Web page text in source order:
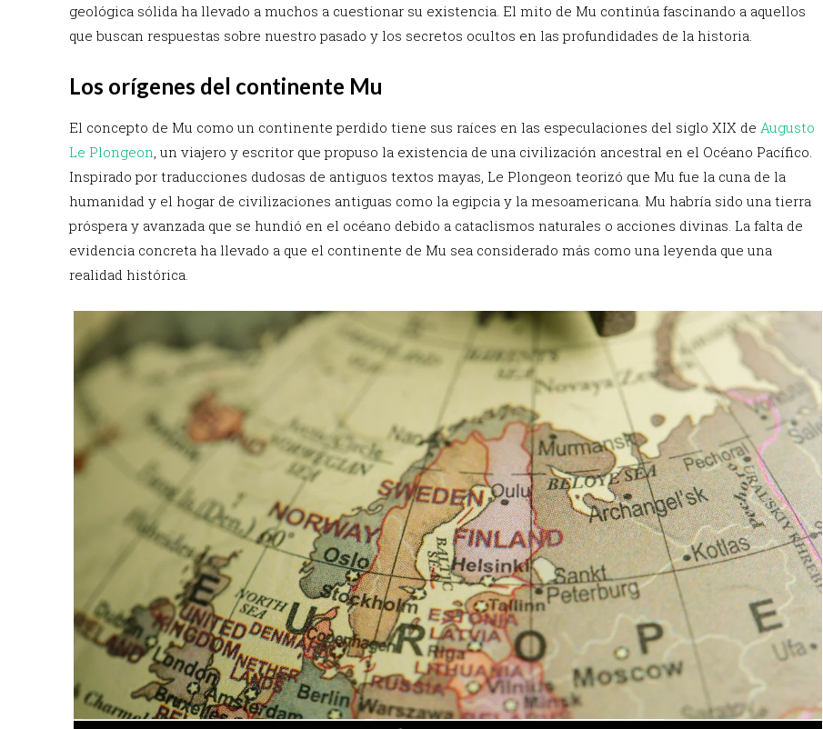
geológica sólida ha llevado a muchos a cuestionar su existencia. El mito de Mu continúa fascinando a aquellos
que buscan respuestas sobre nuestro pasado y los secretos ocultos en las profundidades de la historia.
Los orígenes del continente Mu
El concepto de Mu como un continente perdido tiene sus raíces en las especulaciones del siglo XIX de Augusto
Le Plongeon , un viajero y escritor que propuso la existencia de una civilización ancestral en el Océano Pacífico.
Inspirado por traducciones dudosas de antiguos textos mayas, Le Plongeon teorizó que Mu fue la cuna de la
humanidad y el hogar de civilizaciones antiguas como la egipcia y la mesoamericana. Mu habría sido una tierra
próspera y avanzada que se hundió en el océano debido a cataclismos naturales o acciones divinas. La falta de
evidencia concreta ha llevado a que el continente de Mu sea considerado más como una leyenda que una
realidad histórica.